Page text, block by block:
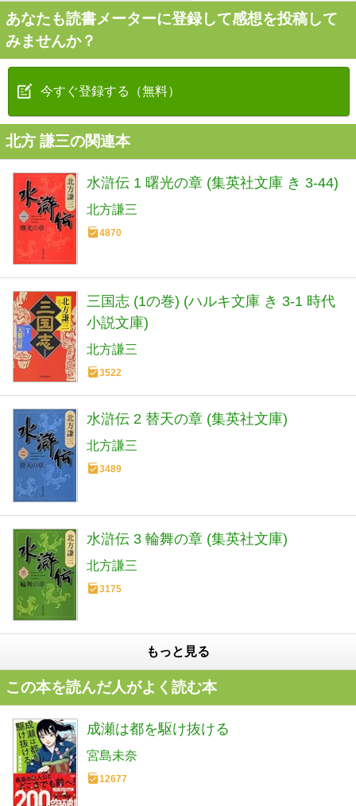
あなたも読書メーターに登録して感想を投稿して
みませんか？
今すぐ登録する（無料）
北方 謙三の関連本
水滸伝 1 曙光の章 (集英社文庫 き 3-44)
北方謙三
4870
三国志 (1の巻) (ハルキ文庫 き 3-1 時代
小説文庫)
北方謙三
3522
水滸伝 2 替天の章 (集英社文庫)
北方謙三
3489
水滸伝 3 輪舞の章 (集英社文庫)
北方謙三
3175
もっと見る
この本を読んだ人がよく読む本
成瀬は都を駆け抜ける
宮島未奈
12677